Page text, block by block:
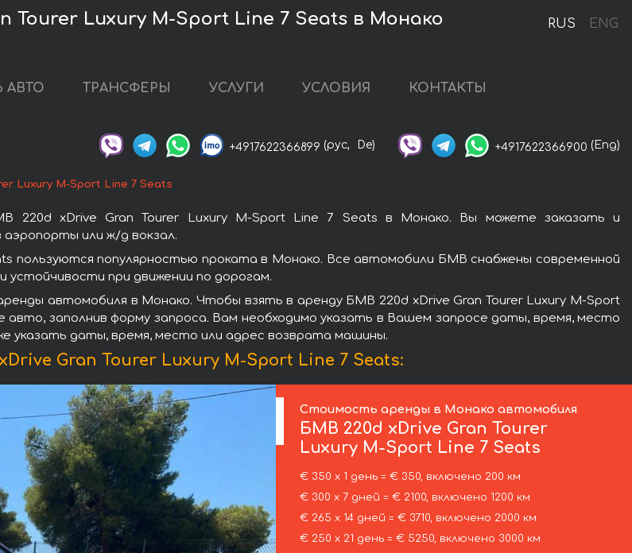
RUS ENG
Tourer Luxury M-Sport Line 7 Seats в Монако
АВТО ТРАНСФЕРЫ УСЛУГИ УСЛОВИЯ КОНТАКТЫ
+4917622366899 (рус, De) +4917622366900 (Eng)
Luxury M-Sport Line 7 Seats
220d xDrive Gran Tourer Luxury M-Sport Line 7 Seats в Монако. Вы можете заказать и
или ж/д вокзал.
пользуются популярностью проката в Монако. Все автомобили БМВ снабжены современной
при движении по дорогам.
автомобиля в Монако. Чтобы взять в аренду БМВ 220d xDrive Gran Tourer Luxury M-Sport
заполнив форму запроса. Вам необходимо указать в Вашем запросе даты, время, место
указать даты, время, место или адрес возврата машины.
Gran Tourer Luxury M-Sport Line 7 Seats:
Стоимость аренды в Монако автомобиля
БМВ 220d xDrive Gran Tourer
Luxury M-Sport Line 7 Seats
€ 350 х 1 день = € 350, включено 200 км
€ 300 х 7 дней = € 2100, включено 1200 км
€ 265 х 14 дней = € 3710, включено 2000 км
€ 250 х 21 день = € 5250, включено 3000 км